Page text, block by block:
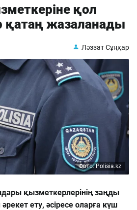
қол
қатаң жазаланады
Ләззат Сұңқар
Фото: Polisia.kz
қызметкерлерінің заңды
ету, әсіресе оларға күш